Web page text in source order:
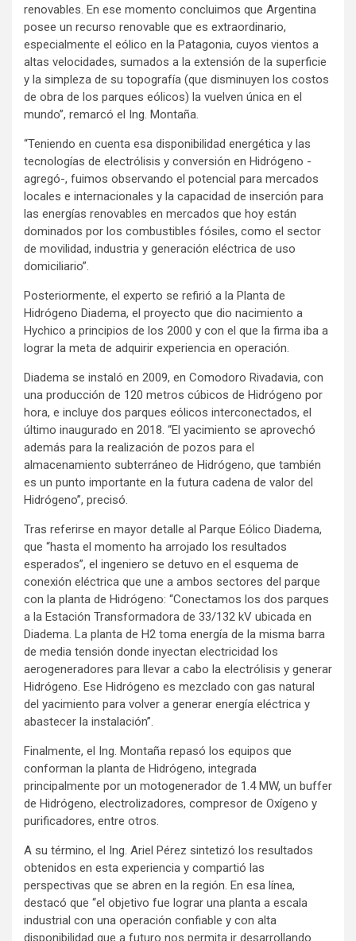
renovables. En ese momento concluimos que Argentina
posee un recurso renovable que es extraordinario,
especialmente el eólico en la Patagonia, cuyos vientos a
altas velocidades, sumados a la extensión de la superficie
y la simpleza de su topografía (que disminuyen los costos
de obra de los parques eólicos) la vuelven única en el
mundo”, remarcó el Ing. Montaña.
“Teniendo en cuenta esa disponibilidad energética y las
tecnologías de electrólisis y conversión en Hidrógeno -
agregó-, fuimos observando el potencial para mercados
locales e internacionales y la capacidad de inserción para
las energías renovables en mercados que hoy están
dominados por los combustibles fósiles, como el sector
de movilidad, industria y generación eléctrica de uso
domiciliario”.
Posteriormente, el experto se refirió a la Planta de
Hidrógeno Diadema, el proyecto que dio nacimiento a
Hychico a principios de los 2000 y con el que la firma iba a
lograr la meta de adquirir experiencia en operación.
Diadema se instaló en 2009, en Comodoro Rivadavia, con
una producción de 120 metros cúbicos de Hidrógeno por
hora, e incluye dos parques eólicos interconectados, el
último inaugurado en 2018. “El yacimiento se aprovechó
además para la realización de pozos para el
almacenamiento subterráneo de Hidrógeno, que también
es un punto importante en la futura cadena de valor del
Hidrógeno”, precisó.
Tras referirse en mayor detalle al Parque Eólico Diadema,
que “hasta el momento ha arrojado los resultados
esperados”, el ingeniero se detuvo en el esquema de
conexión eléctrica que une a ambos sectores del parque
con la planta de Hidrógeno: “Conectamos los dos parques
a la Estación Transformadora de 33/132 kV ubicada en
Diadema. La planta de H2 toma energía de la misma barra
de media tensión donde inyectan electricidad los
aerogeneradores para llevar a cabo la electrólisis y generar
Hidrógeno. Ese Hidrógeno es mezclado con gas natural
del yacimiento para volver a generar energía eléctrica y
abastecer la instalación”.
Finalmente, el Ing. Montaña repasó los equipos que
conforman la planta de Hidrógeno, integrada
principalmente por un motogenerador de 1.4 MW, un buffer
de Hidrógeno, electrolizadores, compresor de Oxígeno y
purificadores, entre otros.
A su término, el Ing. Ariel Pérez sintetizó los resultados
obtenidos en esta experiencia y compartió las
perspectivas que se abren en la región. En esa línea,
destacó que “el objetivo fue lograr una planta a escala
industrial con una operación confiable y con alta
disponibilidad que a futuro nos permita ir desarrollando